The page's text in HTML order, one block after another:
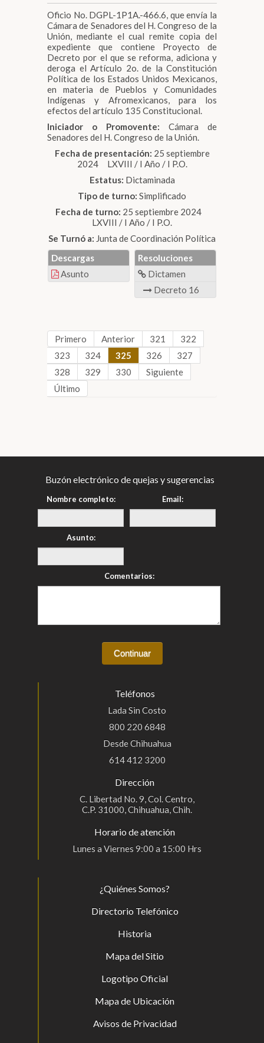
Oficio No. DGPL-1P1A.-466.6, que envía la
Cámara de Senadores del H. Congreso de la
Unión, mediante el cual remite copia del
expediente que contiene Proyecto de
Decreto por el que se reforma, adiciona y
deroga el Artículo 2o. de la Constitución
Política de los Estados Unidos Mexicanos,
en materia de Pueblos y Comunidades
Indígenas y Afromexicanos, para los
efectos del artículo 135 Constitucional.
Iniciador o Promovente: Cámara de
Senadores del H. Congreso de la Unión.
Fecha de presentación: 25 septiembre
2024 LXVIII / I Año / I P.O.
Estatus: Dictaminada
Tipo de turno: Simplificado
Fecha de turno: 25 septiembre 2024
LXVIII / I Año / I P.O.
Se Turnó a: Junta de Coordinación Política
Descargas
Asunto
Resoluciones
Dictamen
Decreto 16
Primero Anterior 321
322
323
324 325 326
327
328
329 330
Siguiente
Último
Buzón electrónico de quejas y sugerencias
Nombre completo: Email:
Asunto:
Comentarios:
Teléfonos
Lada Sin Costo
800 220 6848
Desde Chihuahua
614 412 3200
Dirección
C. Libertad No. 9, Col. Centro,
C.P. 31000, Chihuahua, Chih.
Horario de atención
Lunes a Viernes 9:00 a 15:00 Hrs
¿Quiénes Somos?
Directorio Telefónico
Historia
Mapa del Sitio
Logotipo Oficial
Mapa de Ubicación
Avisos de Privacidad